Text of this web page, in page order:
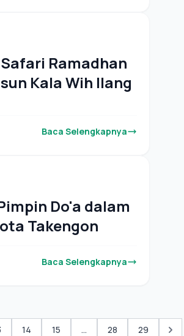
Ramadhan
Kala Wih Ilang
Baca Selengkapnya
Do'a dalam
Takengon
Baca Selengkapnya
14 15 ... 28 29